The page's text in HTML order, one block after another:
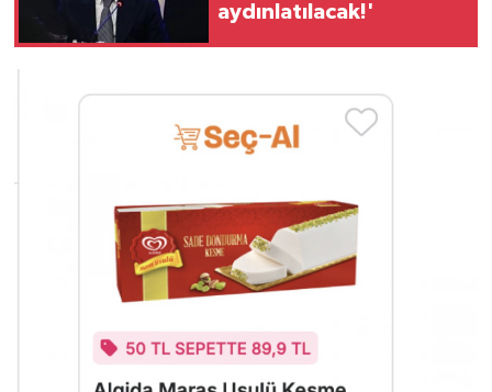
aydınlatılacak!'